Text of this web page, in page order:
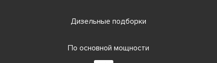
Дизельные подборки
По основной мощности